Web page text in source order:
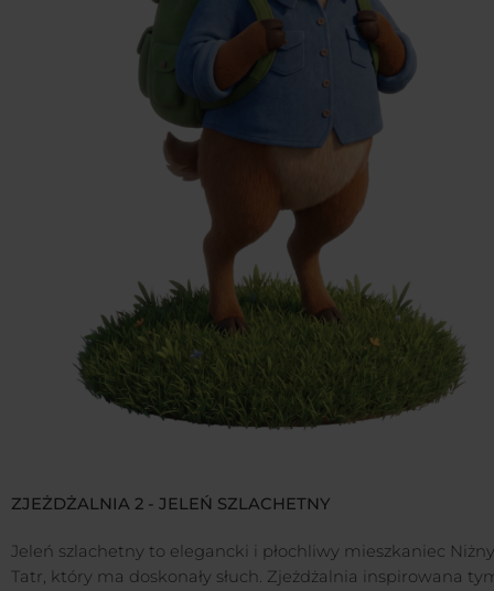
ZJEŻDŻALNIA 2 - JELEŃ SZLACHETNY
Jeleń szlachetny to elegancki i płochliwy mieszkaniec
Tatr, który ma doskonały słuch. Zjeżdżalnia inspirowana